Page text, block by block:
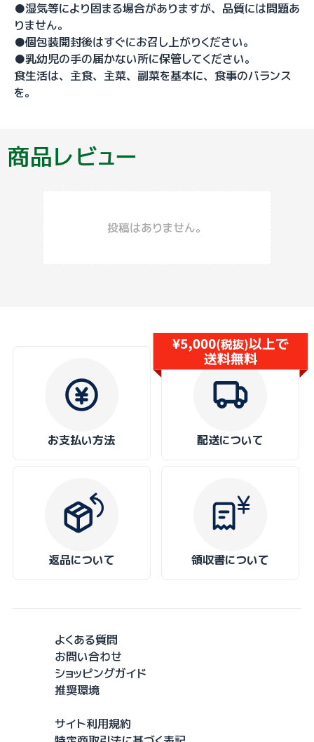
●湿気等により固まる場合がありますが、品質には問題あ
りません。
●個包装開封後はすぐにお召し上がりください。
●乳幼児の手の届かない所に保管してください。
食生活は、主食、主菜、副菜を基本に、食事のバランス
を。
商品レビュー
投稿はありません。
お支払い方法 配送について
返品について 領収書について
よくある質問
お問い合わせ
ショッピングガイド
推奨環境
サイト利用規約